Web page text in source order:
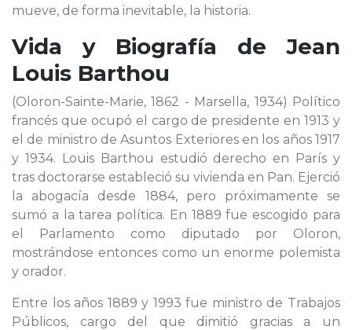
mueve, de forma inevitable, la historia.
Vida y Biografía de Jean
Louis Barthou
(Oloron-Sainte-Marie, 1862 - Marsella, 1934) Político
francés que ocupó el cargo de presidente en 1913 y
el de ministro de Asuntos Exteriores en los años 1917
y 1934. Louis Barthou estudió derecho en París y
tras doctorarse estableció su vivienda en Pan. Ejerció
la abogacía desde 1884, pero próximamente se
sumó a la tarea política. En 1889 fue escogido para
el Parlamento como diputado por Oloron,
mostrándose entonces como un enorme polemista
y orador.
Entre los años 1889 y 1993 fue ministro de Trabajos
Públicos, cargo del que dimitió gracias a un